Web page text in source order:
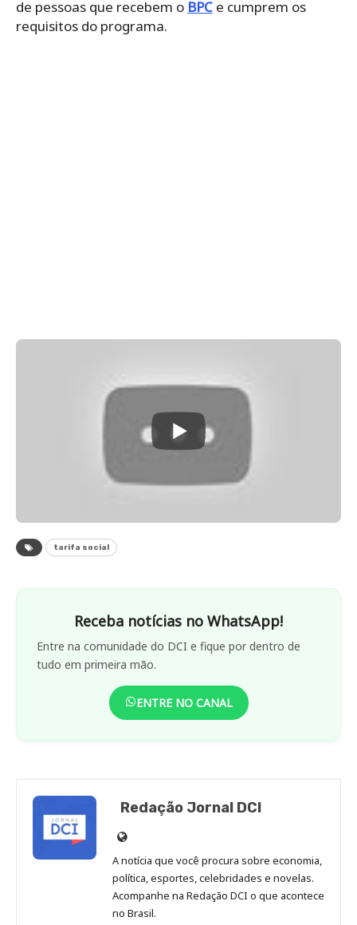
de pessoas que recebem o BPC e cumprem os
requisitos do programa.
tarifa social
Receba notícias no WhatsApp!
Entre na comunidade do DCI e fique por dentro de
tudo em primeira mão.
ENTRE NO CANAL
Redação Jornal DCI
Site
de
Redação
Jornal
DCI
A notícia que você procura sobre economia,
política, esportes, celebridades e novelas.
Acompanhe na Redação DCI o que acontece
no Brasil.